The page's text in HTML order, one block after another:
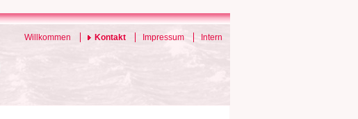
Willkommen Kontakt Impressum Intern